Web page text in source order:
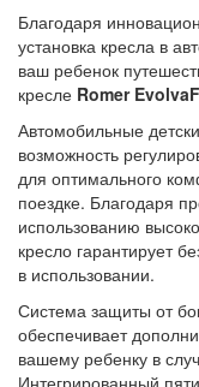
Благодаря
установка кресла в
ваш ребенок
кресле Romer
Автомобильные
возможность
для оптимального
поездке. Благодаря
использованию
кресло гарантирует
в использовании.
Система защиты от
обеспечивает
вашему ребенку в